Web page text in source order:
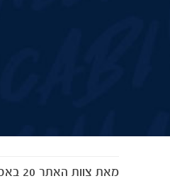
מאת צוות האתר 20 באפריל , 2025